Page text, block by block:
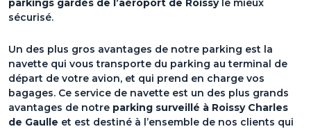
parkings gardés de l’aéroport de Roissyle mieux
sécurisé.
Un des plus gros avantages de notre parking est la
navette qui vous transporte du parking au terminal de
départ de votre avion, et qui prend en charge vos
bagages. Ce service de navette est un des plus grands
avantages de notre parking surveillé à Roissy Charles
de Gaulle et est destiné à l’ensemble de nos clients qui